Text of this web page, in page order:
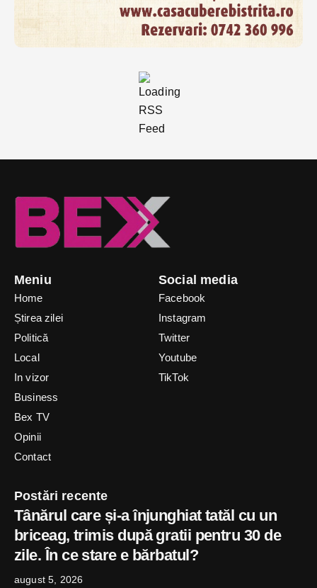
Meniu
Home
Știrea zilei
Politică
Local
In vizor
Business
Bex TV
Opinii
Contact
Social media
Facebook
Instagram
Twitter
Youtube
TikTok
Postări recente
Tânărul care și-a înjunghiat tatăl cu un
briceag, trimis după gratii pentru 30 de
zile. În ce stare e bărbatul?
august 5, 2026